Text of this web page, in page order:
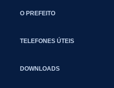
O PREFEITO
TELEFONES ÚTEIS
DOWNLOADS